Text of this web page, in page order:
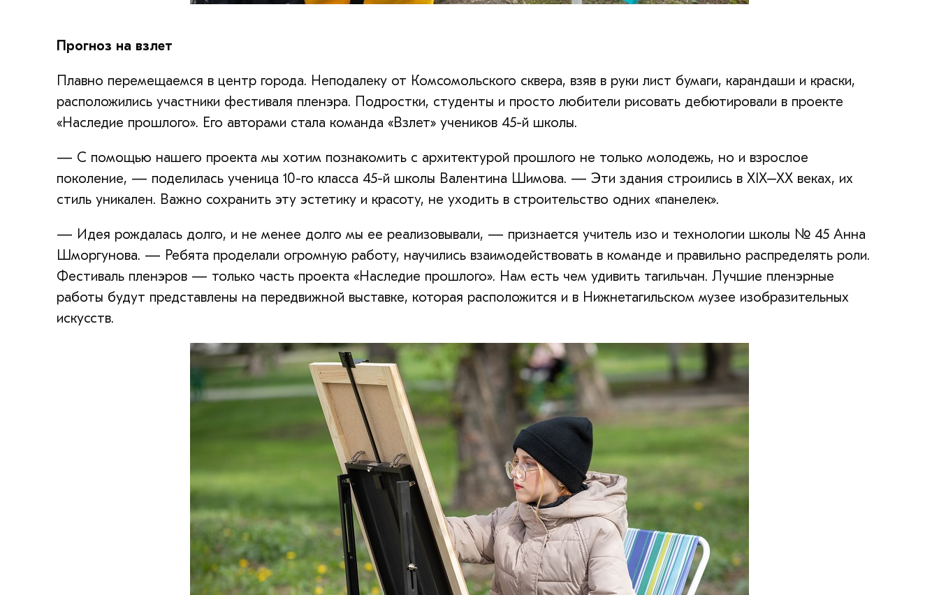
Прогноз на взлет
Плавно перемещаемся в центр города. Неподалеку от Комсомольского сквера, взяв в руки лист бумаги, карандаши и краски,
расположились участники фестиваля пленэра. Подростки, студенты и просто любители рисовать дебютировали в проекте
«Наследие прошлого». Его авторами стала команда «Взлет» учеников 45-й школы.
— С помощью нашего проекта мы хотим познакомить с архитектурой прошлого не только молодежь, но и взрослое
поколение, — поделилась ученица 10-го класса 45-й школы Валентина Шимова. — Эти здания строились в XIX–XX веках, их
стиль уникален. Важно сохранить эту эстетику и красоту, не уходить в строительство одних «панелек».
— Идея рождалась долго, и не менее долго мы ее реализовывали, — признается учитель изо и технологии школы № 45 Анна
Шморгунова. — Ребята проделали огромную работу, научились взаимодействовать в команде и правильно распределять роли.
Фестиваль пленэров — только часть проекта «Наследие прошлого». Нам есть чем удивить тагильчан. Лучшие пленэрные
работы будут представлены на передвижной выставке, которая расположится и в Нижнетагильском музее изобразительных
искусств.